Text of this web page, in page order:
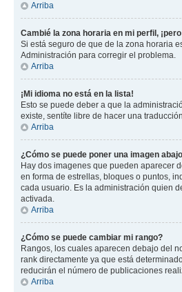
Arriba
Cambié la zona horaria en mi perfil,
Si está seguro de que de la zona horaria
Administración para corregir el problema.
Arriba
¡Mi idioma no está en la lista!
Esto se puede deber a que la
existe, sentíte libre de hacer una
Arriba
¿Cómo se puede poner una imagen
Hay dos imagenes que pueden aparecer
en forma de estrellas, bloques o puntos,
cada usuario. Es la administración quien
activada.
Arriba
¿Cómo se puede cambiar mi rango?
Rangos, los cuales aparecen debajo del
rank directamente ya que está
reducirán el número de publicaciones
Arriba